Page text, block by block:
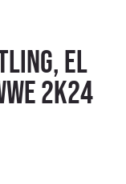
el
2K24